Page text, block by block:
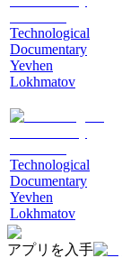
Technological
Documentary
Yevhen
Lokhmatov
Technological
Documentary
Yevhen
Lokhmatov
アプリを入手